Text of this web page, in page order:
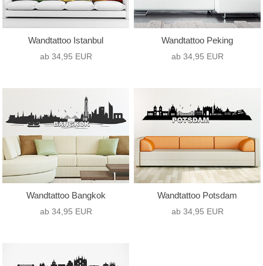
Wandtattoo Istanbul
ab 34,95 EUR
Wandtattoo Peking
ab 34,95 EUR
Wandtattoo Bangkok
ab 34,95 EUR
Wandtattoo Potsdam
ab 34,95 EUR